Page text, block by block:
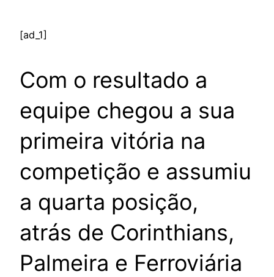
[ad_1]
Com o resultado a
equipe chegou a sua
primeira vitória na
competição e assumiu
a quarta posição,
atrás de Corinthians,
Palmeira e Ferroviária